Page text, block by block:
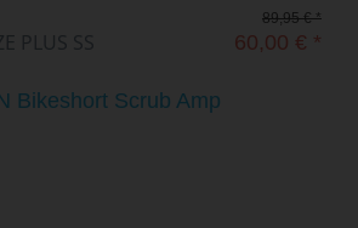
PLUS SS
89,95 € *
60,00 € *